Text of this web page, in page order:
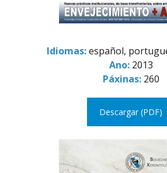
Idiomas:español,
Ano:2013
Páxinas:260
Descargar (PDF)